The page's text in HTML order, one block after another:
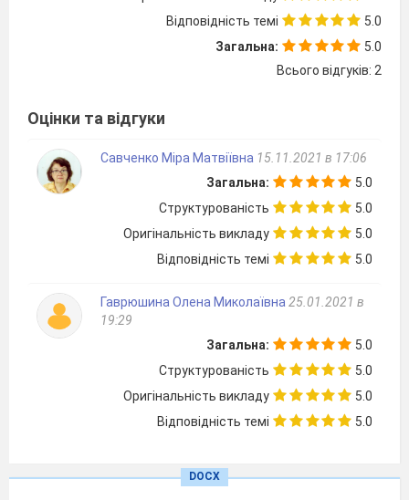
Актуалізація опорних знань.
Умисне обмеження прав і законних
на підстав раси, статі, віку, національності
і т.д.(Дискримінація)
Можливість забезпечення рівними
правами та можливостями різних
соціальних груп задля задоволення їхніх
(Рівність)
загальноприйнятим.(Стереотипи)
Відповідність темі
5.0
Загальна:
5.0
Всього відгуків: 2
Оцінки та відгуки
Савченко Міра Матвіївна 15.11.2021 в 17:06
Загальна:
5.0
Структурованість
5.0
Оригінальність викладу
5.0
Відповідність темі
5.0
Гаврюшина Олена Миколаївна 25.01.2021 в
19:29
Загальна:
5.0
Структурованість
5.0
Оригінальність викладу
5.0
Відповідність темі
5.0
DOCX